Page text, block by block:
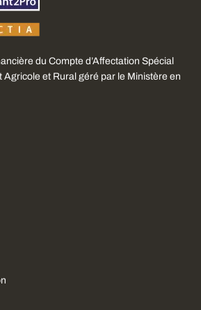
du Compte d’Affectation Spécial
Agricole et Rural géré par le Ministère en